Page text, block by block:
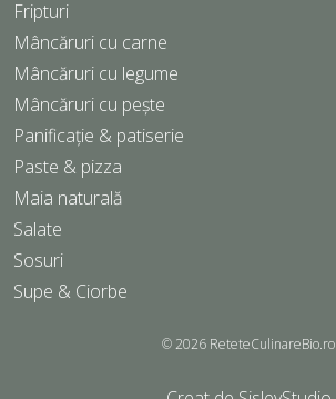
Fripturi
Mâncăruri cu carne
Mâncăruri cu legume
Mâncăruri cu pește
Panificație & patiserie
Paste & pizza
Maia naturală
Salate
Sosuri
Supe & Ciorbe
© 2026 ReteteCulinareBio.ro